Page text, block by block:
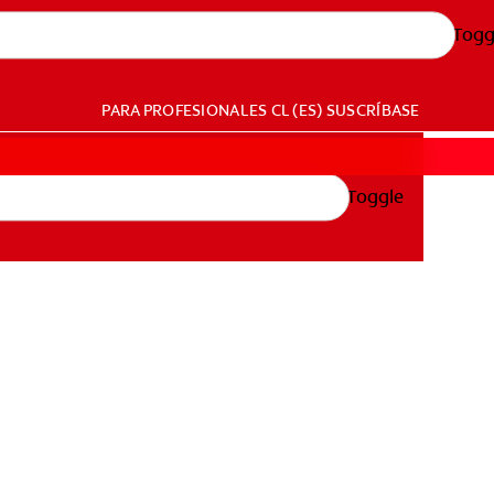
PARA PROFESIONALES CL (ES) SUSCRÍBASE
Toggle